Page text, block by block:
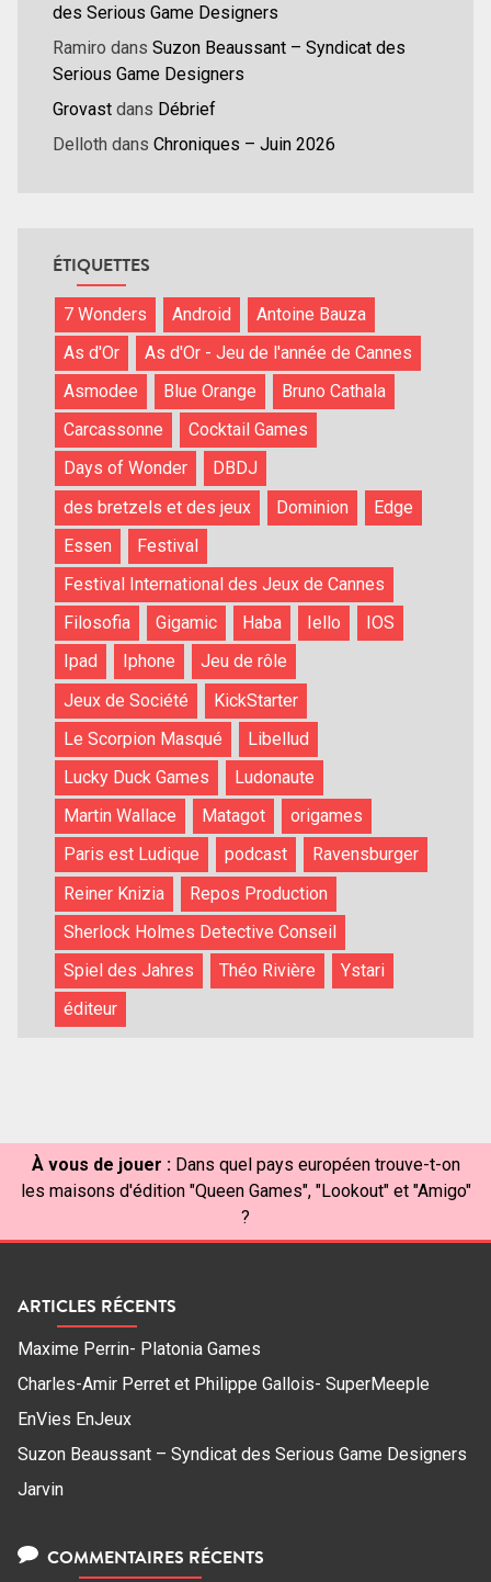
des Serious Game Designers
Ramiro dans Suzon Beaussant – Syndicat des
Serious Game Designers
Grovast dans Débrief
Delloth dans Chroniques – Juin 2026
ÉTIQUETTES
7 Wonders Android
Antoine Bauza
As d'Or
As d'Or - Jeu de l'année de Cannes
Asmodee
Blue Orange
Bruno Cathala
Carcassonne
Cocktail Games
Days of Wonder
DBDJ
des bretzels et des jeux
Dominion
Edge
Essen
Festival
Festival International des Jeux de Cannes
Filosofia
Gigamic Haba Iello
IOS
Ipad
Iphone
Jeu de rôle
Jeux de Société
KickStarter
Le Scorpion Masqué
Libellud
Lucky Duck Games
Ludonaute
Martin Wallace
Matagot
origames
Paris est Ludique
podcast
Ravensburger
Reiner Knizia
Repos Production
Sherlock Holmes Detective Conseil
Spiel des Jahres
Théo Rivière
Ystari
éditeur
À vous de jouer : Dans quel pays européen trouve-t-on
les maisons d'édition "Queen Games", "Lookout" et "Amigo"
?
ARTICLES RÉCENTS
Maxime Perrin- Platonia Games
Charles-Amir Perret et Philippe Gallois- SuperMeeple
EnVies EnJeux
Suzon Beaussant – Syndicat des Serious Game Designers
Jarvin
COMMENTAIRES RÉCENTS